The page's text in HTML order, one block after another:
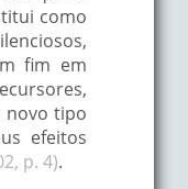
como
fim em
novo tipo
efeitos
p. 4).